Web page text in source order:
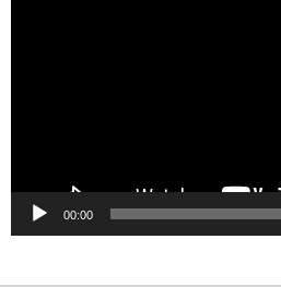
00:00